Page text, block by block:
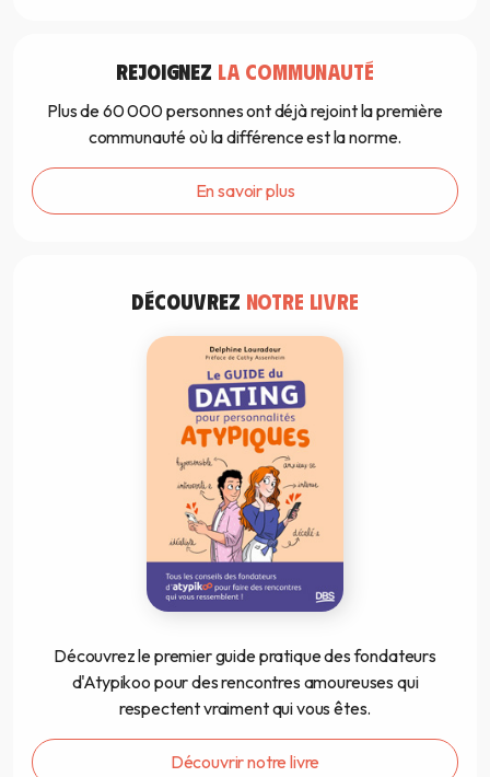
REJOIGNEZ LA COMMUNAUTÉ
Plus de 60 000 personnes ont déjà rejoint la première
communauté où la différence est la norme.
En savoir plus
DÉCOUVREZ NOTRE LIVRE
Découvrez le premier guide pratique des fondateurs
d'Atypikoo pour des rencontres amoureuses qui
respectent vraiment qui vous êtes.
Découvrir notre livre